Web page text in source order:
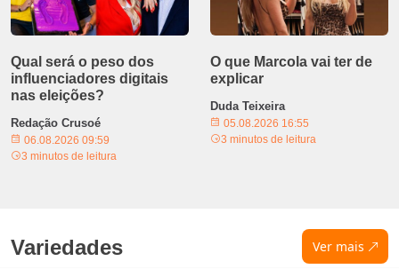
Qual será o peso dos
influenciadores digitais
nas eleições?
Redação Crusoé
06.08.2026 09:59
3 minutos de leitura
O que Marcola vai ter de
explicar
Duda Teixeira
05.08.2026 16:55
3 minutos de leitura
Variedades Ver mais